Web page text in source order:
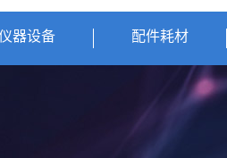
器设备 配件耗材